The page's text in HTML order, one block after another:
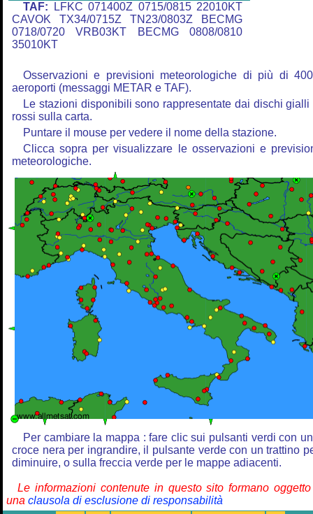
TAF: LFKC 071400Z 0715/0815 22010KT
CAVOK TX34/0715Z TN23/0803Z BECMG
0718/0720 VRB03KT BECMG 0808/0810
35010KT
Osservazioni e previsioni meteorologiche di più di
aeroporti (messaggi METAR e TAF).
Le stazioni disponibili sono rappresentate dai dischi gialli
rossi sulla carta.
Puntare il mouse per vedere il nome della stazione.
Clicca sopra per visualizzare le osservazioni e
meteorologiche.
Per cambiare la mappa : fare clic sui pulsanti verdi con
croce nera per ingrandire, il pulsante verde con un trattino
diminuire, o sulla freccia verde per le mappe adiacenti.
Le informazioni contenute in questo sito formano
una clausola di esclusione di responsabilità